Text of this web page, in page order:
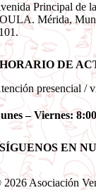
Principal de
Mérida,
HORARIO DE
presencial /
– Viernes:
SÍGUENOS EN
Asociación